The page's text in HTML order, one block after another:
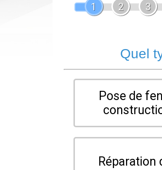
1
2 3
Quel
Pose de
Réparation